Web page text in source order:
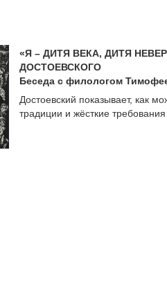
«Я – ДИТЯ ВЕКА, ДИТЯ
ДОСТОЕВСКОГО
Беседа с филологом
Достоевский показывает, как
традиции и жёсткие